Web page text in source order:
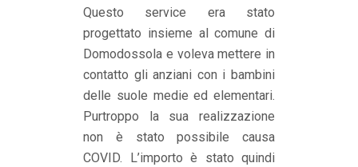
Questo service era stato
progettato insieme al comune di
Domodossola e voleva mettere in
contatto gli anziani con i bambini
delle suole medie ed elementari.
Purtroppo la sua realizzazione
non è stato possibile causa
COVID. L’importo è stato quindi